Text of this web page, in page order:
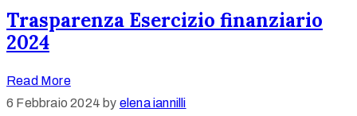
Trasparenza Esercizio finanziario
2024
Read More
6 Febbraio 2024 by elena iannilli